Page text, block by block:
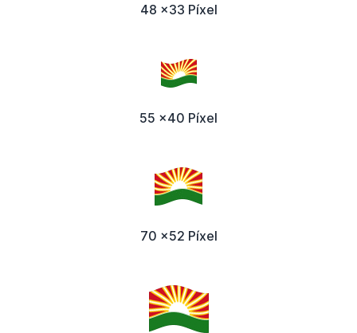
48 x33 Píxel
55 x40 Píxel
70 x52 Píxel